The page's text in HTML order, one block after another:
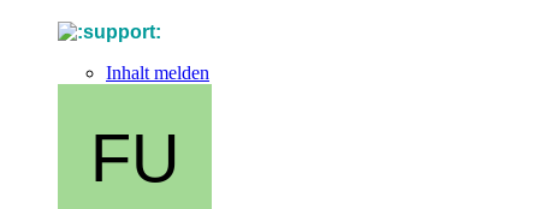
Inhalt melden